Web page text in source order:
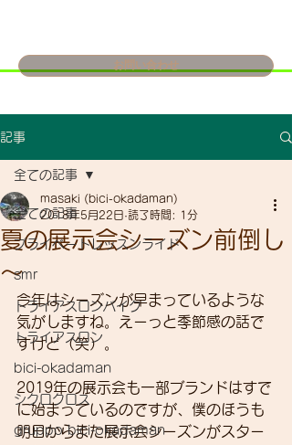
お問い合わせ
記事
全ての記事
プライベートレッスンライド
smr
トライアスロンバイク
トライアスロン
bici-okadaman
シクロクロス
gruppo bici-okadaman
全ての記事
夏の展示会シーズン前倒し
～
masaki (bici-okadaman)
2018年5月22日 読了時間: 1分
今年はシーズンが早まっているような
気がしますね。えーっと季節感の話で
すけど（笑）。
2019年の展示会も一部ブランドはすで
に始まっているのですが、僕のほうも
明日からまた展示会シーズンがスター